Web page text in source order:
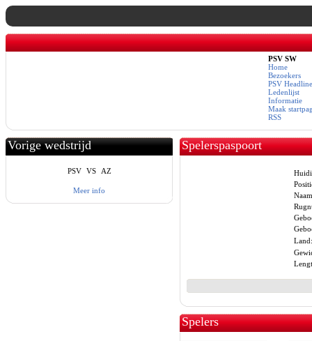
PSV SW
Home
Bezoekers
PSV
Ledenlijst
Informatie
Maak
RSS
Vorige wedstrijd
PSV VS AZ
Meer info
Spelerspaspoort
Land:
Spelers